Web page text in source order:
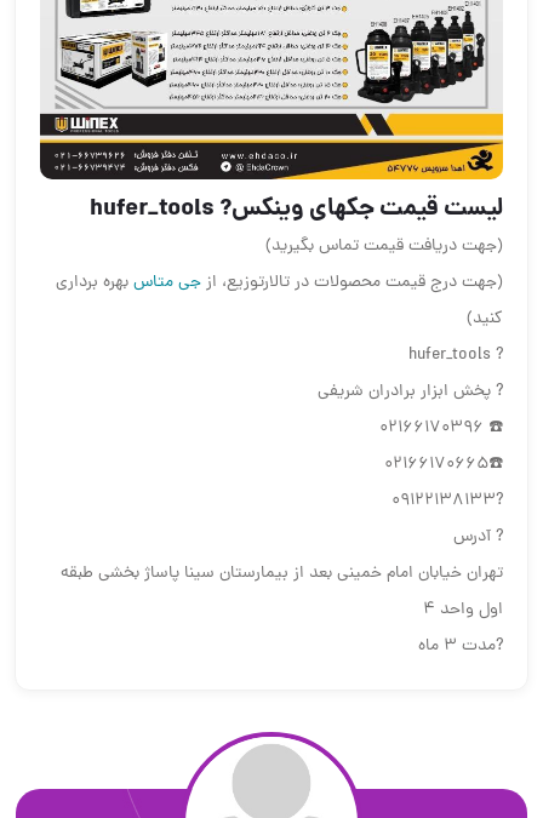
لیست قیمت جکهای وینکس? hufer_tools
(جهت دریافت قیمت تماس بگیرید)
(جهت درج قیمت محصولات در تالارتوزیع، ازجی متاسبهره برداری
کنید)
? hufer_tools
? پخش ابزار برادران شریفی
☎️ 02166170396
☎️02166170665
?09122138133
? آدرس
تهران خیابان امام خمینی بعد از بیمارستان سینا پاساژ بخشی طبقه
اول واحد ۴
?مدت ۳ ماه